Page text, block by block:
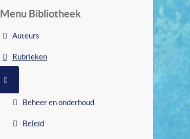
Menu Bibliotheek
Auteurs
Rubrieken
Beheer en onderhoud
Beleid